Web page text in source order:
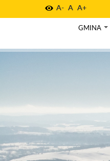
A- A A+
GMINA